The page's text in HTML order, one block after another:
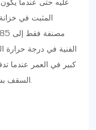
عليه حتى عندما
الفنية في درجة حرارة
كبير في العمر عندما
السقف بشكل مستمر طوال أشهر الصيف.